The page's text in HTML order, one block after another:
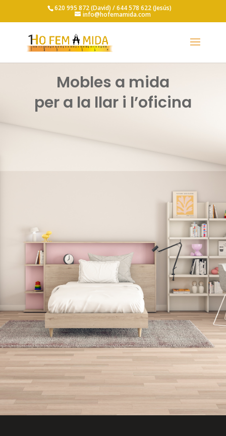
620 995 872 (David) /644 578 622 (Jesús)
info@hofemamida.com
Mobles a mida
per a la llar i l’oficina